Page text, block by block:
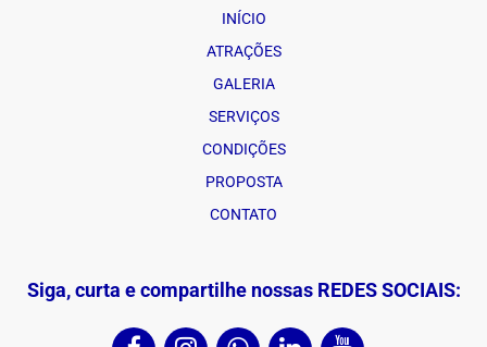
INÍCIO
ATRAÇÕES
GALERIA
SERVIÇOS
CONDIÇÕES
PROPOSTA
CONTATO
Siga, curta e compartilhe nossas REDES SOCIAIS: